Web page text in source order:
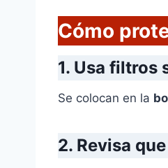
Cómo
1. Usa filtros
Se colocan en la
2. Revisa